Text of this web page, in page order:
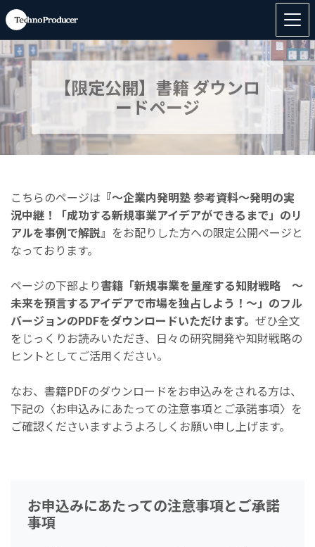
【限定公開】書籍 ダウンロ
ードページ
こちらのページは 『～企業内発明塾 参考資料～発明の実
況中継！「成功する新規事業アイデアができるまで」のリ
アルを事例で解説』 をお配りした方への限定公開ページと
なっております。
ページの下部より書籍「新規事業を量産する知財戦略 ～
未来を預言するアイデアで市場を独占しよう！～」のフル
バージョンのPDFをダウンロードいただけます。 ぜひ全文
をじっくりお読みいただき、日々の研究開発や知財戦略の
ヒントとしてご活用ください。
なお、書籍PDFのダウンロードをお申込みをされる方は、
下記の〈お申込みにあたっての注意事項とご承諾事項〉を
ご確認くださいますようよろしくお願い申し上げます。
お申込みにあたっての注意事項とご承諾
事項